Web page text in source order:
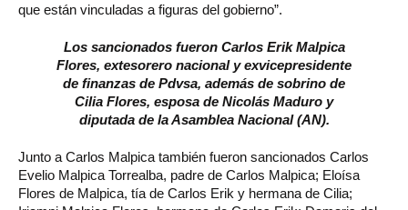
que están vinculadas a figuras del gobierno”.
Los sancionados fueron Carlos Erik Malpica
Flores, extesorero nacional y exvicepresidente
de finanzas de Pdvsa, además de sobrino de
Cilia Flores, esposa de Nicolás Maduro y
diputada de la Asamblea Nacional (AN).
Junto a Carlos Malpica también fueron sancionados Carlos
Evelio Malpica Torrealba, padre de Carlos Malpica; Eloísa
Flores de Malpica, tía de Carlos Erik y hermana de Cilia;